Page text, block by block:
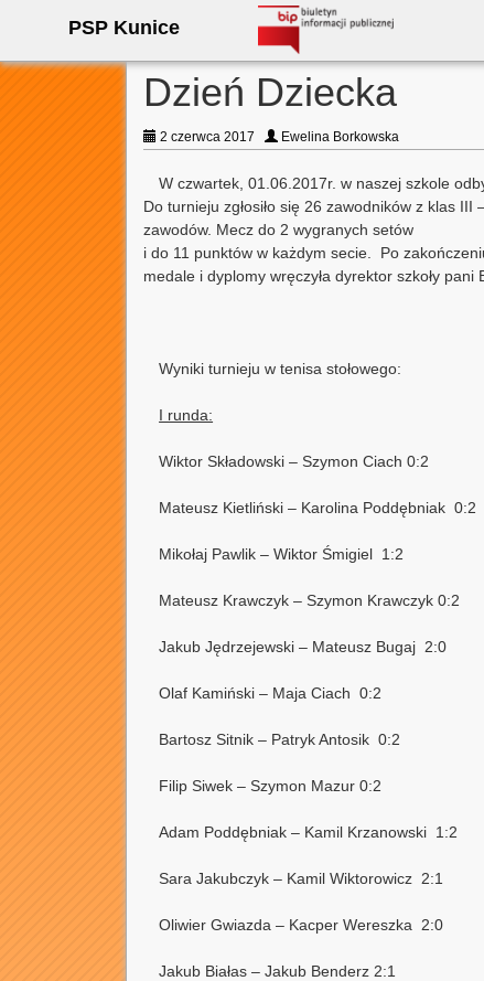
PSP Kunice
Dzień Dziecka
2 czerwca 2017 Ewelina Borkowska
W czwartek, 01.06.2017r. w naszej szkole
Do turnieju zgłosiło się 26 zawodników z klas
zawodów. Mecz do 2 wygranych setów
i do 11 punktów w każdym secie. Po
medale i dyplomy wręczyła dyrektor szkoły pani
Wyniki turnieju w tenisa stołowego:
I runda:
Wiktor Składowski – Szymon Ciach 0:2
Mateusz Kietliński – Karolina Poddębniak 0:2
Mikołaj Pawlik – Wiktor Śmigiel 1:2
Mateusz Krawczyk – Szymon Krawczyk 0:2
Jakub Jędrzejewski – Mateusz Bugaj 2:0
Olaf Kamiński – Maja Ciach 0:2
Bartosz Sitnik – Patryk Antosik 0:2
Filip Siwek – Szymon Mazur 0:2
Adam Poddębniak – Kamil Krzanowski 1:2
Sara Jakubczyk – Kamil Wiktorowicz 2:1
Oliwier Gwiazda – Kacper Wereszka 2:0
Jakub Białas – Jakub Benderz 2:1